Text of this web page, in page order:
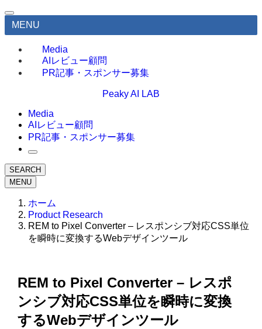
MENU
Media
AIレビュー顧問
PR記事・スポンサー募集
Peaky AI LAB
Media
AIレビュー顧問
PR記事・スポンサー募集
SEARCH
MENU
ホーム
Product Research
REM to Pixel Converter – レスポンシブ対応CSS単位
を瞬時に変換するWebデザインツール
REM to Pixel Converter – レスポ
ンシブ対応CSS単位を瞬時に変換
するWebデザインツール